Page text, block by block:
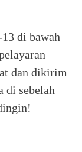
di bawah
dan dikirim
di sebelah